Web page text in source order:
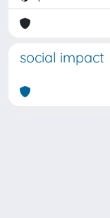
social impact